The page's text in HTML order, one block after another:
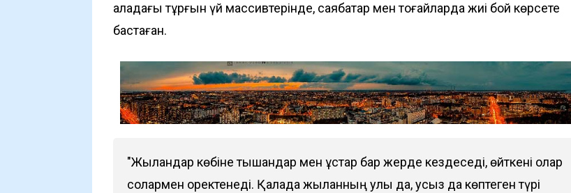
қаладағы тұрғын үй массивтерінде, саябақтар мен тоғайларда жиі бой көрсете
бастаған.
"Жыландар көбіне тышқандар мен құстар бар жерде кездеседі, өйткені олар
солармен қоректенеді. Қалада жыланның улы да, усыз да көптеген түрі